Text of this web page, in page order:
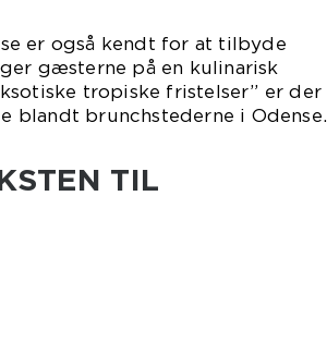
er også kendt for at tilbyde
gæsterne på en kulinarisk
tropiske fristelser” er der
brunchstederne i Odense.
TIL